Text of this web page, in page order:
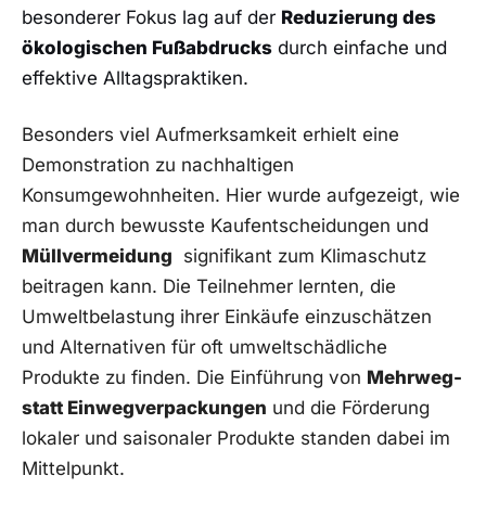
besonderer ​Fokus ‌lag⁤ auf der Reduzierung des
ökologischen Fußabdrucks durch ‍einfache und
effektive Alltagspraktiken.
Besonders‌ viel Aufmerksamkeit erhielt eine
Demonstration zu nachhaltigen
Konsumgewohnheiten. Hier wurde aufgezeigt, wie
man durch bewusste Kaufentscheidungen‍ und
Müllvermeidung ‌ signifikant zum Klimaschutz⁣
beitragen kann. ‌Die Teilnehmer lernten, die
Umweltbelastung ihrer Einkäufe einzuschätzen
und Alternativen⁢ für oft umweltschädliche
Produkte zu ​finden. ‌Die ‌Einführung von Mehrweg-
‍statt⁣ Einwegverpackungen und⁤ die Förderung
⁢lokaler und saisonaler Produkte standen dabei im
Mittelpunkt.